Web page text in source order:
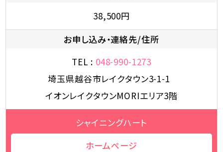
38,500円
お申し込み・連絡先/住所
TEL : 048-990-1273
埼玉県越谷市レイクタウン3-1-1
イオンレイクタウンMORIエリア3階
シャイニングハート
ホームページ